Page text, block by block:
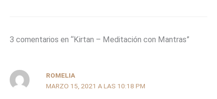
3 comentarios en “Kirtan – Meditación con Mantras”
ROMELIA
MARZO 15, 2021 A LAS 10:18 PM